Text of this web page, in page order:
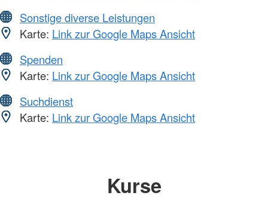
Sonstige diverse Leistungen
Karte: Link zur Google Maps Ansicht
Spenden
Karte: Link zur Google Maps Ansicht
Suchdienst
Karte: Link zur Google Maps Ansicht
Kurse